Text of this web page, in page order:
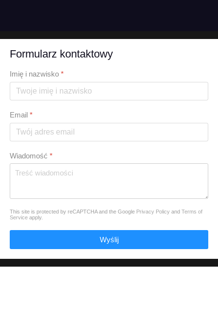
Formularz kontaktowy
Imię i nazwisko *
Email *
Wiadomość *
This site is protected by reCAPTCHA and the Google Privacy Policy and Terms of
Service apply.
Wyślij